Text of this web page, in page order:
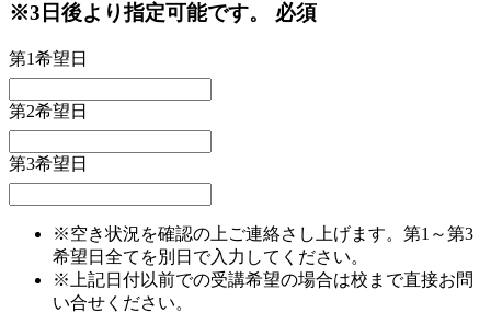
※3日後より指定可能です。 必須
第1希望日
第2希望日
第3希望日
※空き状況を確認の上ご連絡さし上げます。第1～第3
希望日全てを別日で入力してください。
※上記日付以前での受講希望の場合は校まで直接お問
い合せください。